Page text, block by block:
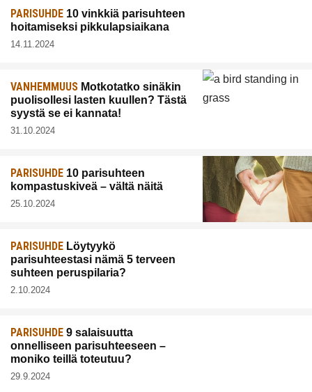
PARISUHDE 10 vinkkiä parisuhteen
hoitamiseksi pikkulapsiaikana
14.11.2024
VANHEMMUUS Motkotatko sinäkin
puolisollesi lasten kuullen? Tästä
syystä se ei kannata!
31.10.2024
PARISUHDE 10 parisuhteen
kompastuskiveä – vältä näitä
25.10.2024
PARISUHDE Löytyykö
parisuhteestasi nämä 5 terveen
suhteen peruspilaria?
2.10.2024
PARISUHDE 9 salaisuutta
onnelliseen parisuhteeseen –
moniko teillä toteutuu?
29.9.2024